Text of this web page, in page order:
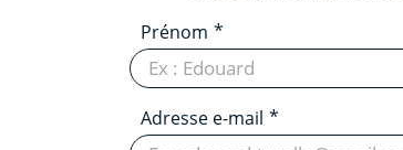
Prénom
Adresse e-mail